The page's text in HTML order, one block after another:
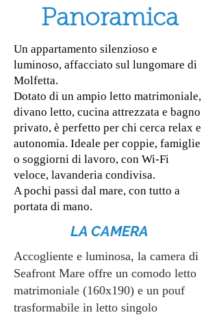
Panoramica
Un appartamento silenzioso e
luminoso, affacciato sul lungomare di
Molfetta.
Dotato di un ampio letto matrimoniale,
divano letto, cucina attrezzata e bagno
privato, è perfetto per chi cerca relax e
autonomia. Ideale per coppie, famiglie
o soggiorni di lavoro, con Wi-Fi
veloce, lavanderia condivisa.
A pochi passi dal mare, con tutto a
portata di mano.
LA CAMERA
Accogliente e luminosa, la camera di
Seafront Mare offre un comodo letto
matrimoniale (160x190) e un pouf
trasformabile in letto singolo